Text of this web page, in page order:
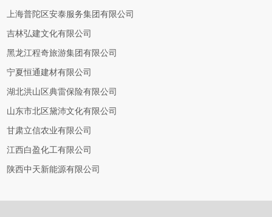
上海普陀区安泰服务集团有限公司
吉林弘建文化有限公司
黑龙江程奇旅游集团有限公司
宁夏恒通建材有限公司
湖北洪山区典雷保险有限公司
山东市北区黛沛文化有限公司
甘肃立信农业有限公司
江西白盈化工有限公司
陕西中天新能源有限公司